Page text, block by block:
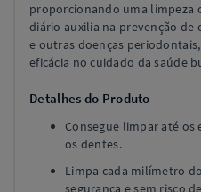
proporcionando uma limpeza
diário auxilia na prevenção de
e outras doenças
eficácia no cuidado da saúde
Detalhes do Produto
Consegue limpar até os
os dentes.
Limpa cada milímetro
segurança e sem risco